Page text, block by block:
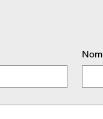
Nom